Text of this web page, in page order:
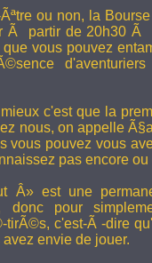
ou non, la
Ã partir de 20h30
vous pouvez
c'est que la
nous, on appelle
vous pouvez vous
pas encore
Â» est une
donc pour
tirÃ©s, c'est-Ã -dire
envie de jouer.